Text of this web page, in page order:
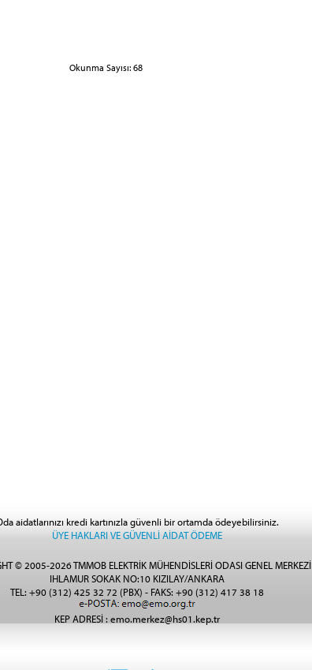
Okunma Sayısı: 68
aidatlarınızı kredi kartınızla güvenli bir ortamda ödeyebilirsiniz.
ÜYE HAKLARI VE GÜVENLİ AİDAT ÖDEME
© 2005-2026 TMMOB ELEKTRİK MÜHENDİSLERİ ODASI GENEL MERKEZİ
IHLAMUR SOKAK NO:10 KIZILAY/ANKARA
TEL: +90 (312) 425 32 72 (PBX) - FAKS: +90 (312) 417 38 18
KEP ADRESİ : emo.merkez@hs01.kep.tr